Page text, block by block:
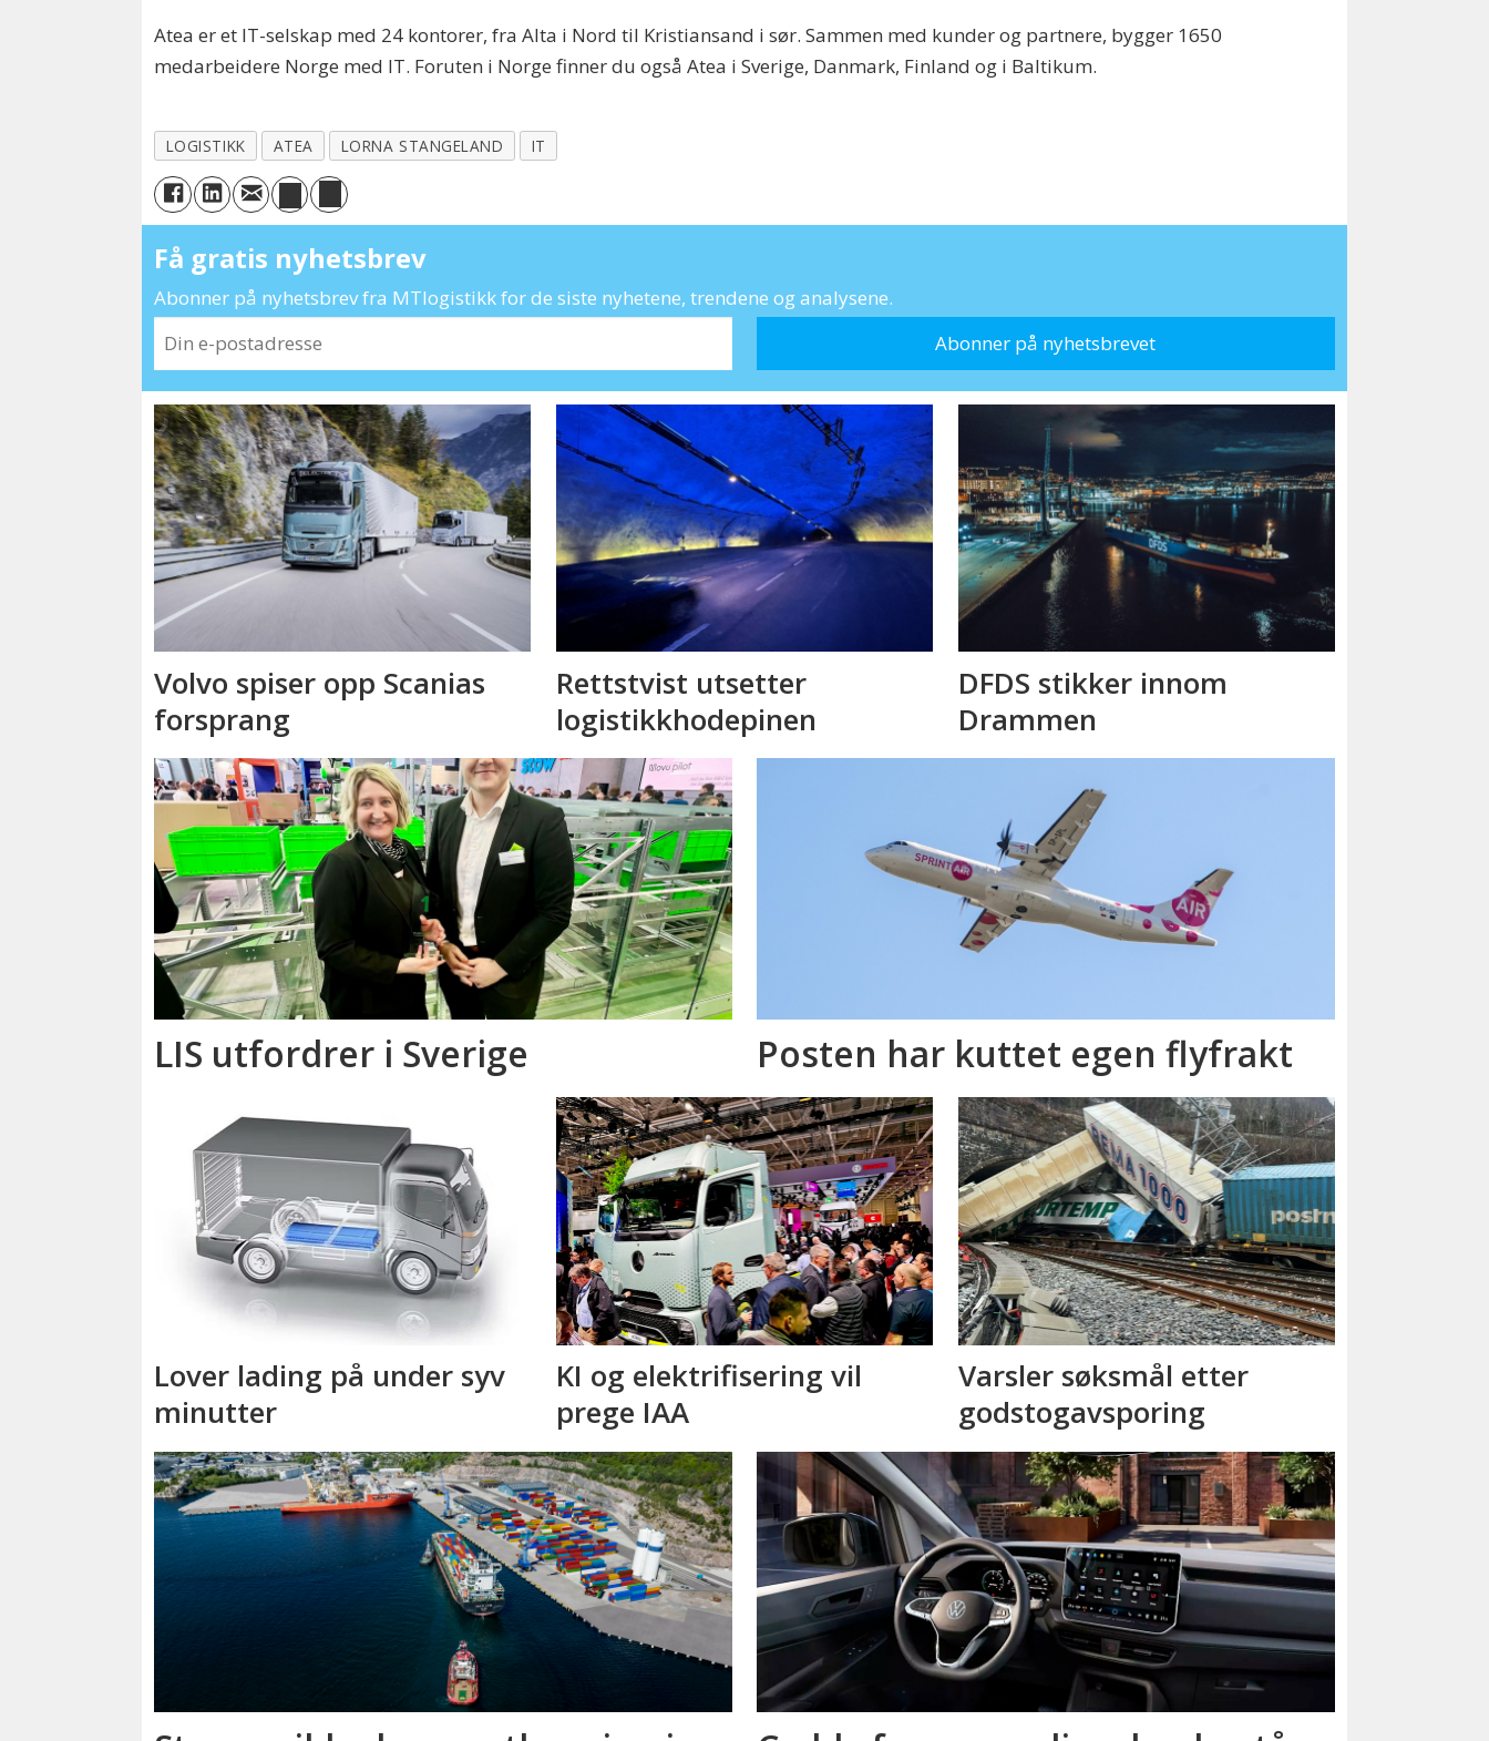
Atea er et IT-selskap med 24 kontorer, fra Alta i Nord til Kristiansand i sør. Sammen med kunder og partnere, bygger 1650
medarbeidere Norge med IT. Foruten i Norge finner du også Atea i Sverige, Danmark, Finland og i Baltikum.
LOGISTIKK ATEA LORNA STANGELAND IT
Få gratis nyhetsbrev
Abonner på nyhetsbrev fra MTlogistikk for de siste nyhetene, trendene og analysene.
Volvo spiser opp Scanias
forsprang
Rettstvist utsetter
logistikkhodepinen
DFDS stikker innom
Drammen
LIS utfordrer i Sverige Posten har kuttet egen flyfrakt
Lover lading på under syv
minutter
KI og elektrifisering vil
prege IAA
Varsler søksmål etter
godstog­avsporing